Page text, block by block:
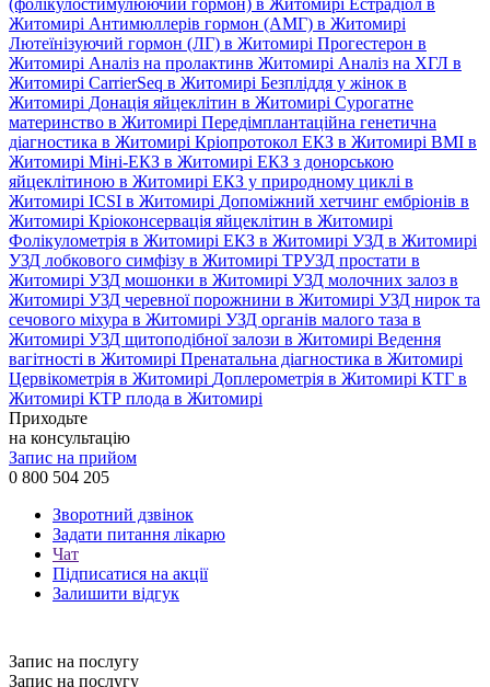
Житомирі Антимюллерів гормон (АМГ) в Житомирі
Лютеїнізуючий гормон (ЛГ) в Житомирі Прогестерон в
Житомирі Аналіз на пролактинв Житомирі Аналіз на ХГЛ в
Житомирі CarrierSeq в Житомирі Безпліддя у жінок в
Житомирі Донація яйцеклітин в Житомирі Сурогатне
материнство в Житомирі Передімплантаційна генетична
діагностика в Житомирі Кріопротокол ЕКЗ в Житомирі ВМІ в
Житомирі Міні-ЕКЗ в Житомирі ЕКЗ з донорською
яйцеклітиною в Житомирі ЕКЗ у природному циклі в
Житомирі ICSI в Житомирі Допоміжний хетчинг ембріонів в
Житомирі Кріоконсервація яйцеклітин в Житомирі
Фолікулометрія в Житомирі ЕКЗ в Житомирі УЗД в Житомирі
УЗД лобкового симфізу в Житомирі ТРУЗД простати в
Житомирі УЗД мошонки в Житомирі УЗД молочних залоз в
Житомирі УЗД черевної порожнини в Житомирі УЗД нирок та
сечового міхура в Житомирі УЗД органів малого таза в
Житомирі УЗД щитоподібної залози в Житомирі Ведення
вагітності в Житомирі Пренатальна діагностика в Житомирі
Цервікометрія в Житомирі Доплерометрія в Житомирі КТГ в
Житомирі КТР плода в Житомирі
Приходьте
на консультацію
Запис на прийом
0 800 504 205
Зворотний дзвінок
Задати питання лікарю
Чат
Підписатися на акції
Залишити відгук
Запис на послугу
Запис на послугу